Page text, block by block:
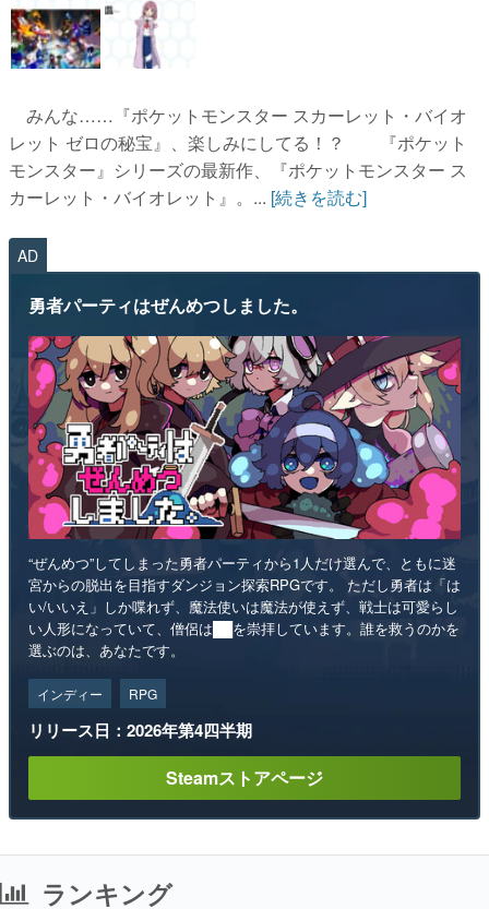
みんな……『ポケットモンスター スカーレット・バイオ
レット ゼロの秘宝』、楽しみにしてる！？ 『ポケット
モンスター』シリーズの最新作、『ポケットモンスター ス
カーレット・バイオレット』。... [続きを読む]
AD
勇者パーティはぜんめつしました。
“ぜんめつ”してしまった勇者パーティから1人だけ選んで、ともに迷
宮からの脱出を目指すダンジョン探索RPGです。 ただし勇者は「は
い/いいえ」しか喋れず、魔法使いは魔法が使えず、戦士は可愛らし
い人形になっていて、僧侶は██を崇拝しています。誰を救うのかを
選ぶのは、あなたです。
インディー RPG
リリース日：2026年第4四半期
Steamストアページ
ランキング